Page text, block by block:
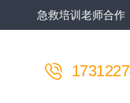
急救培训老师合作